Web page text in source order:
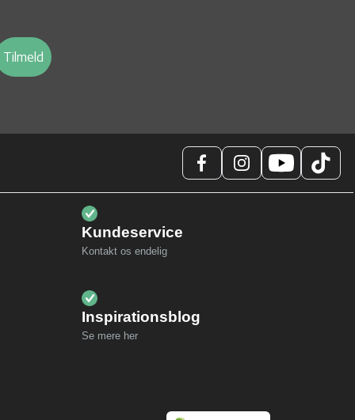
Tilmeld
Kundeservice
Kontakt os endelig
Inspirationsblog
Se mere her